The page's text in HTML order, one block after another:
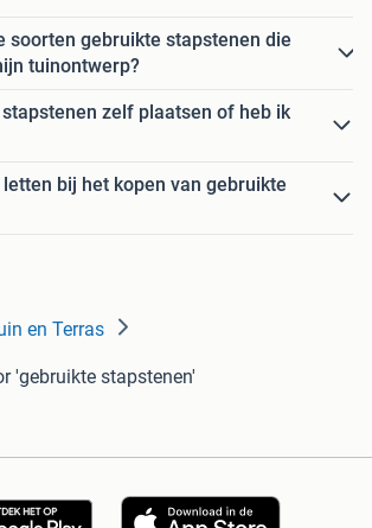
soorten gebruikte stapstenen die
tuinontwerp?
zelf plaatsen of heb ik
bij het kopen van gebruikte
en Terras
'gebruikte stapstenen'